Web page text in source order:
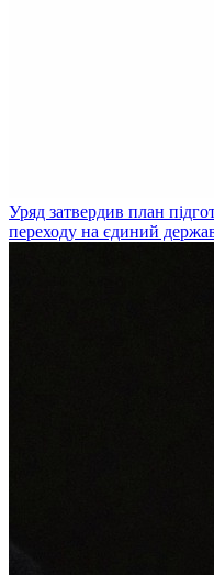
Уряд затвердив план
переходу на єдиний